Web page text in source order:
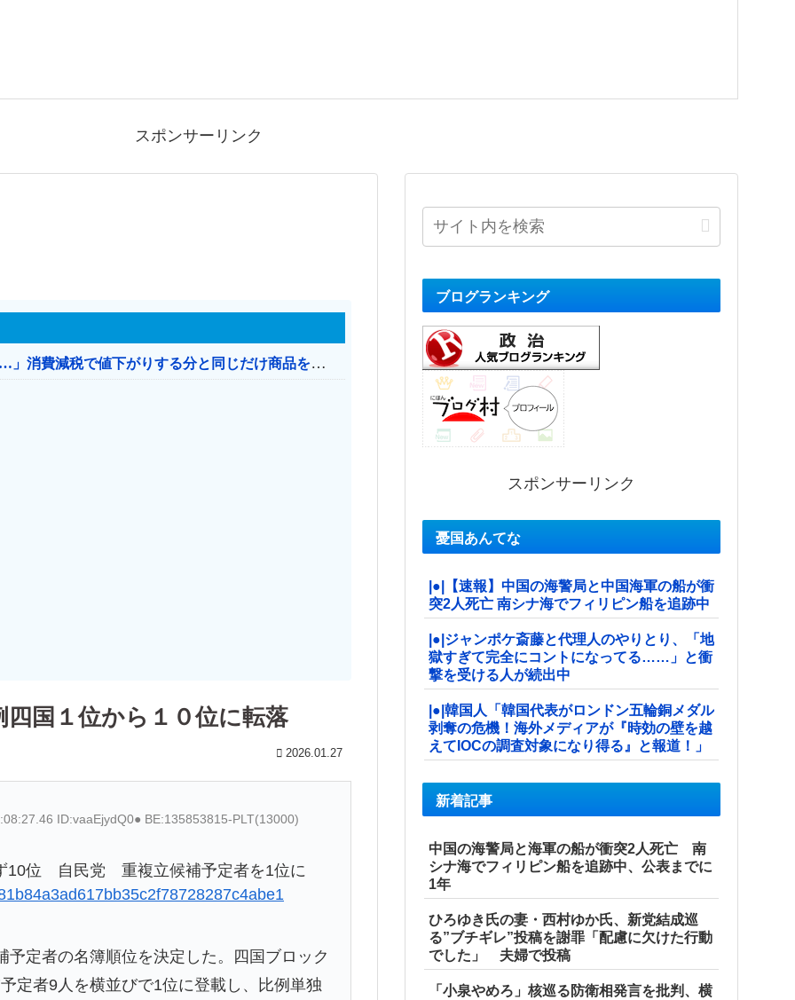
スポンサーリンク
【消費税率1％】 「下げるのが筋なんですけど…」消費減税で値下がりする分と同じだけ商品を値上げして店頭価格を変えない店も
国１位から１０位に転落
2026.01.27
ID:vaaEjydQ0● BE:135853815-PLT(13000)
10位 自民党 重複立候補予定者を1位に
定者の名簿順位を決定した。四国ブロック
定者9人を横並びで1位に登載し、比例単独
ブログランキング
スポンサーリンク
憂国あんてな
|●|【速報】中国の海警局と中国海軍の船が衝
突2人死亡 南シナ海でフィリピン船を追跡中
|●|ジャンポケ斎藤と代理人のやりとり、「地
獄すぎて完全にコントになってる……」と衝
撃を受ける人が続出中
|●|韓国人「韓国代表がロンドン五輪銅メダル
剥奪の危機！海外メディアが『時効の壁を越
えてIOCの調査対象になり得る』と報道！」
新着記事
中国の海警局と海軍の船が衝突2人死亡 南
シナ海でフィリピン船を追跡中、公表までに
1年
ひろゆき氏の妻・西村ゆか氏、新党結成巡
る”ブチギレ”投稿を謝罪「配慮に欠けた行動
でした」 夫婦で投稿
「小泉やめろ」核巡る防衛相発言を批判、横